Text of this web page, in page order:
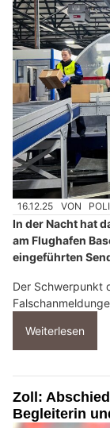
16.12.25 VON
In der Nacht hat
am Flughafen
eingeführten
Der Schwerpunkt
Weiterlesen
Zoll:
Begleiterin